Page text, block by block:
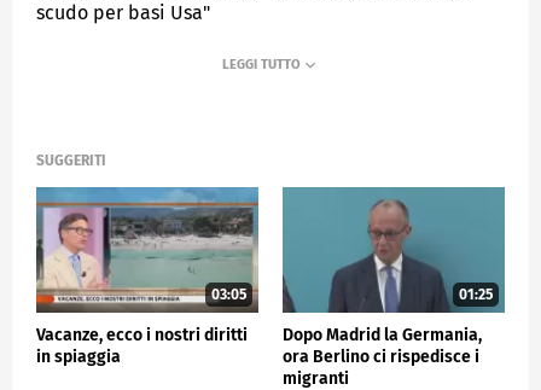
scudo per basi Usa"
SUGGERITI
03:05
Vacanze, ecco i nostri diritti
in spiaggia
01:25
Dopo Madrid la Germania,
ora Berlino ci rispedisce i
migranti